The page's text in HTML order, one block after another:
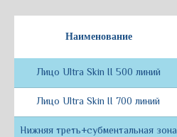
Наименование
Лицо Ultra Skin II 500 линий
Лицо Ultra Skin II 700 линий
Нижняя треть+субментальная зона
Получите
консультацию
запишитесь
на прием
Имя